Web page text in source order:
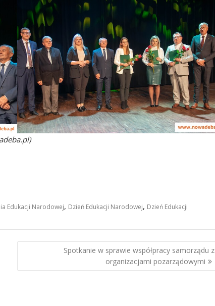
Edukacji Narodowej, Dzień Edukacji Narodowej, Dzień Edukacji
Spotkanie w sprawie współpracy samorządu z
organizacjami pozarządowymi